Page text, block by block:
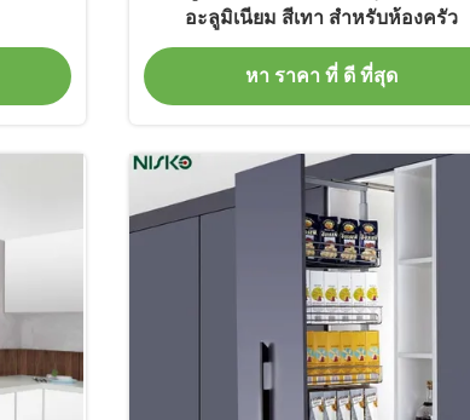
อะลูมิเนียม สีเทา สำหรับห้องครัว
หา ราคา ที่ ดี ที่สุด